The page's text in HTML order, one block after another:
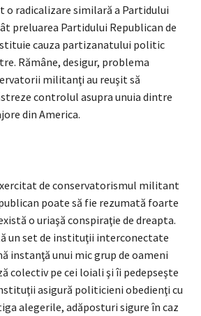
o radicalizare similară a Partidului
preluarea Partidului Republican de
cauza partizanatului politic
Rămâne, desigur, problema
militanţi au reuşit să
controlul asupra unuia dintre
din America.
de conservatorismul militant
poate să fie rezumată foarte
o uriaşă conspiraţie de dreapta.
un set de instituţii interconectate
instanţă unui mic grup de oameni
colectiv pe cei loiali şi îi pedepseşte
asigură politicieni obedienţi cu
alegerile, adăposturi sigure în caz